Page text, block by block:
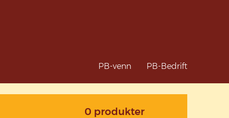
PB-venn PB-Bedrift
0 produkter